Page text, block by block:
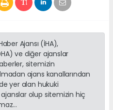
Ajansı (İHA),
ve diğer ajanslar
sitemizin
ajans kanallarından
yer alan hukuki
olup sitemizin hiç